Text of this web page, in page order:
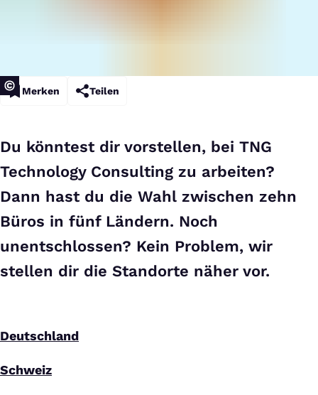
Merken Teilen
Du könntest dir vorstellen, bei TNG
Technology Consulting zu arbeiten?
Dann hast du die Wahl zwischen zehn
Büros in fünf Ländern. Noch
unentschlossen? Kein Problem, wir
stellen dir die Standorte näher vor.
Deutschland
Schweiz